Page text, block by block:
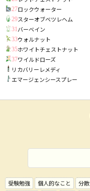
27ロックウォーター
29スターオブベツレヘム
31 バーベイン
33ウォルナット
35ホワイトチェストナット
37ワイルドローズ
リカバリーレメディ
エマージェンシースプレー
受験勉強 個人的なこと 分散